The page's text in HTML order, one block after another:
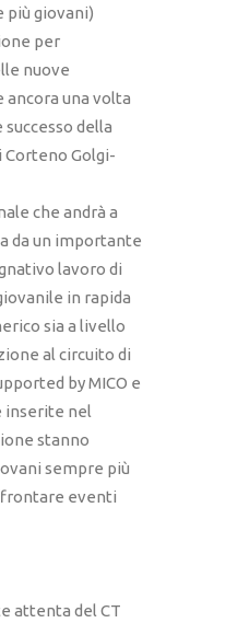
più giovani)
per
nuove
una volta
della
Corteno Golgi-
che andrà a
da un importante
lavoro di
in rapida
sia a livello
al circuito di
by MICO e
inserite nel
stanno
sempre più
eventi
attenta del CT